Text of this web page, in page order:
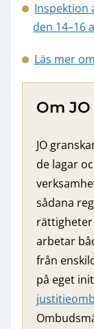
Inspektion
den 14–16
Läs mer
Om JO
JO
de lagar
sådana
rättigheter
arbetar
från
på eget